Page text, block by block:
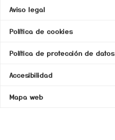
Aviso legal
Política de cookies
Política de protección de datos
Accesibilidad
Mapa web